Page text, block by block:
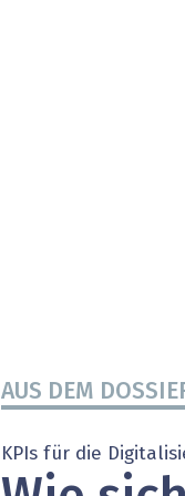
AUS DEM
KPIs für die